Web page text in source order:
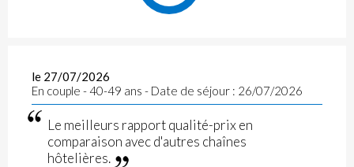
le 27/07/2026
En couple - 40-49 ans - Date de séjour : 26/07/2026
Le meilleurs rapport qualité-prix en
comparaison avec d'autres chaînes
hôtelières.